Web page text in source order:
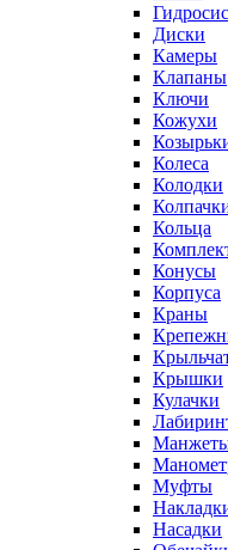
Диски
Камеры
Клапаны
Ключи
Кожухи
Колеса
Колодки
Кольца
Конусы
Корпуса
Краны
Крышки
Кулачки
Муфты
Насадки